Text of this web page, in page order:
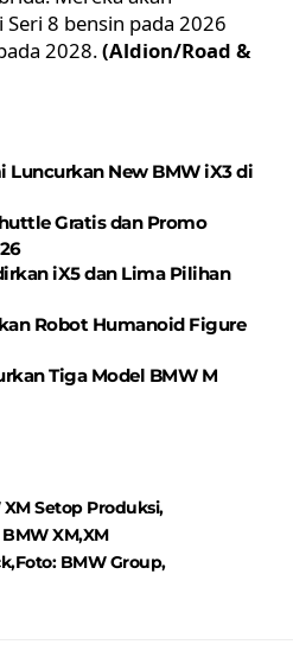
8 bensin pada 2026
2028.(Aldion/Road &
Luncurkan New BMW iX3 di
Gratis dan Promo
iX5 dan Lima Pilihan
Robot Humanoid Figure
Tiga Model BMW M
Setop Produksi
XMXM
Foto: BMW Group